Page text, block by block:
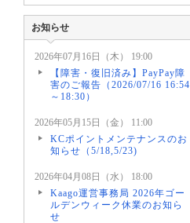
お知らせ
2026年07月16日（木） 19:00
【障害・復旧済み】PayPay障
害のご報告（2026/07/16 16:54
～18:30）
2026年05月15日（金） 11:00
KCポイントメンテナンスのお
知らせ（5/18,5/23)
2026年04月08日（水） 18:00
Kaago運営事務局 2026年ゴー
ルデンウィーク休業のお知ら
せ